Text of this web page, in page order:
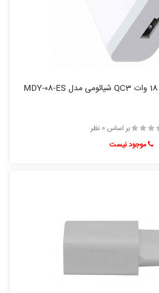
بر اساس 0 نظر
موجود نیست